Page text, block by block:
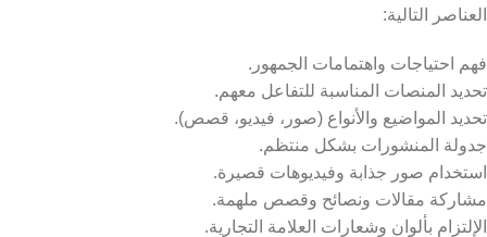
العناصر التالية:
فهم احتياجات واهتمامات الجمهور.
تحديد المنصات المناسبة للتفاعل معهم.
تحديد المواضيع والأنواع (صور، فيديو، قصص).
جدولة المنشورات بشكل منتظم.
استخدام صور جذابة وفيديوهات قصيرة.
مشاركة مقالات ونصائح وقصص ملهمة.
الإلتزام بألوان وشعارات العلامة التجارية.